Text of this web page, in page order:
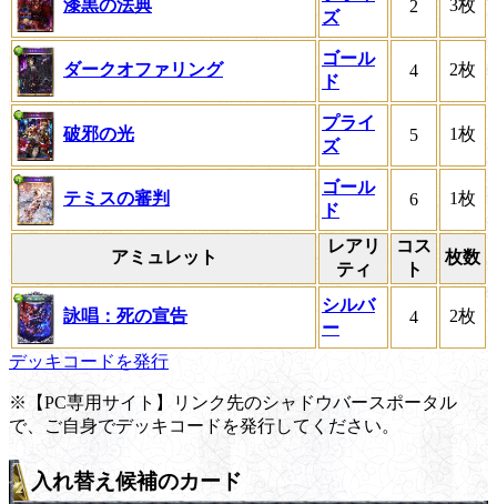
漆黒の法典
ズ
2 3枚
ダークオファリング
ゴール
ド
4 2枚
破邪の光
プライ
ズ
5 1枚
テミスの審判
ゴール
ド
6 1枚
アミュレット
レアリ
ティ
コス
ト
枚数
詠唱：死の宣告
シルバ
ー
4 2枚
デッキコードを発行
※【PC専用サイト】リンク先のシャドウバースポータル
で、ご自身でデッキコードを発行してください。
入れ替え候補のカード